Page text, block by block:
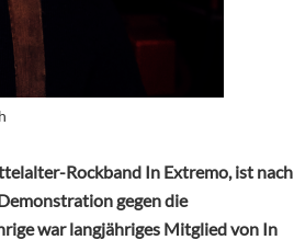
Rockband In Extremo, ist nach
gegen die
war langjähriges Mitglied von In